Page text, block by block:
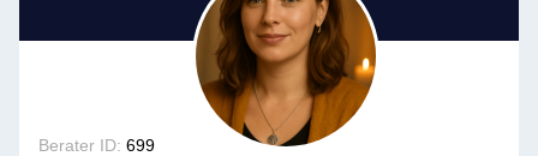
Berater ID: 699